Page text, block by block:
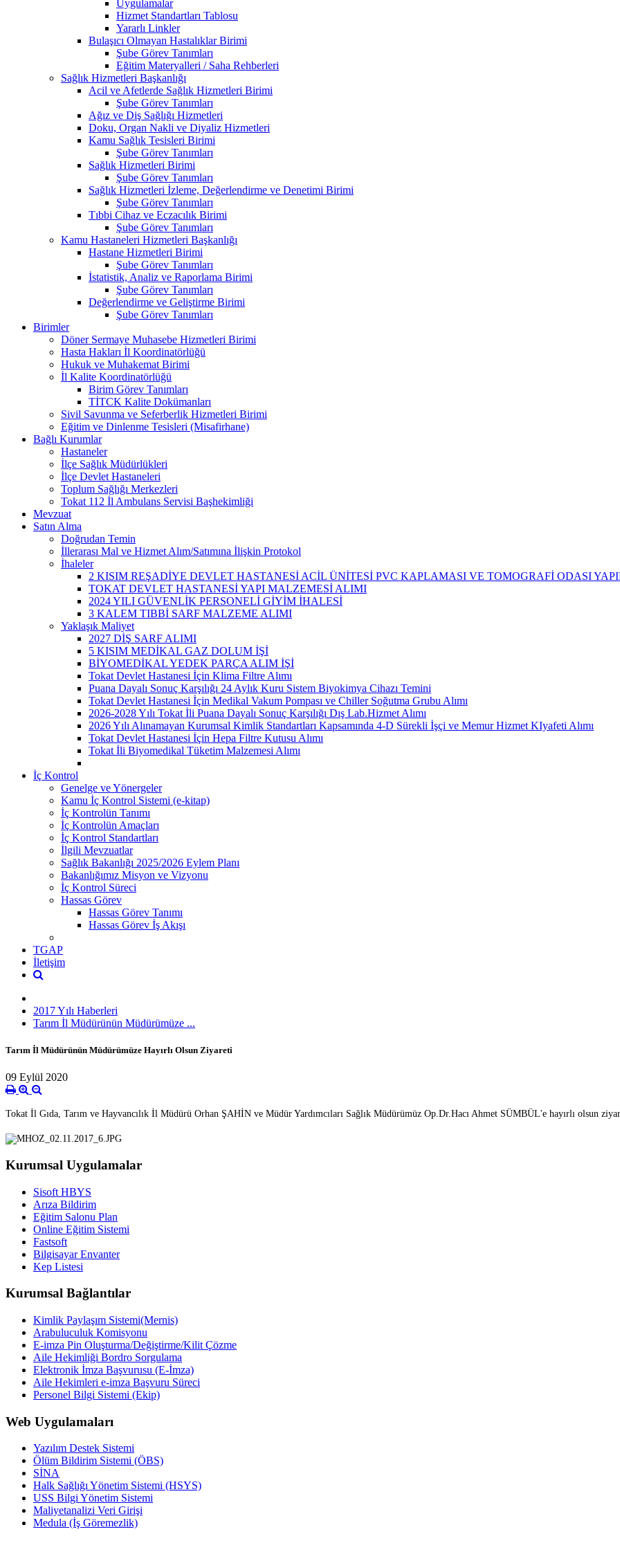
Uygulamalar
Hizmet Standartları Tablosu
Yararlı Linkler
Bulaşıcı Olmayan Hastalıklar Birimi
Şube Görev Tanımları
Eğitim Materyalleri / Saha Rehberleri
Sağlık Hizmetleri Başkanlığı
Acil ve Afetlerde Sağlık Hizmetleri Birimi
Şube Görev Tanımları
Ağız ve Diş Sağlığı Hizmetleri
Doku, Organ Nakli ve Diyaliz Hizmetleri
Kamu Sağlık Tesisleri Birimi
Şube Görev Tanımları
Sağlık Hizmetleri Birimi
Şube Görev Tanımları
Sağlık Hizmetleri İzleme, Değerlendirme ve Denetimi Birimi
Şube Görev Tanımları
Tıbbi Cihaz ve Eczacılık Birimi
Şube Görev Tanımları
Kamu Hastaneleri Hizmetleri Başkanlığı
Hastane Hizmetleri Birimi
Şube Görev Tanımları
İstatistik, Analiz ve Raporlama Birimi
Şube Görev Tanımları
Değerlendirme ve Geliştirme Birimi
Şube Görev Tanımları
Birimler
Döner Sermaye Muhasebe Hizmetleri Birimi
Hasta Hakları İl Koordinatörlüğü
Hukuk ve Muhakemat Birimi
İl Kalite Koordinatörlüğü
Birim Görev Tanımları
TİTCK Kalite Dokümanları
Sivil Savunma ve Seferberlik Hizmetleri Birimi
Eğitim ve Dinlenme Tesisleri (Misafirhane)
Bağlı Kurumlar
Hastaneler
İlçe Sağlık Müdürlükleri
İlçe Devlet Hastaneleri
Toplum Sağlığı Merkezleri
Tokat 112 İl Ambulans Servisi Başhekimliği
Mevzuat
Satın Alma
Doğrudan Temin
İllerarası Mal ve Hizmet Alım/Satımına İlişkin Protokol
İhaleler
2 KISIM REŞADİYE DEVLET HASTANESİ ACİL ÜNİTESİ PVC KAPLAMASI VE TOMOGRAFİ ODASI
TOKAT DEVLET HASTANESİ YAPI MALZEMESİ ALIMI
2024 YILI GÜVENLİK PERSONELİ GİYİM İHALESİ
3 KALEM TIBBİ SARF MALZEME ALIMI
Yaklaşık Maliyet
2027 DİŞ SARF ALIMI
5 KISIM MEDİKAL GAZ DOLUM İŞİ
BİYOMEDİKAL YEDEK PARÇA ALIM İŞİ
Tokat Devlet Hastanesi İçin Klima Filtre Alımı
Puana Dayalı Sonuç Karşılığı 24 Aylık Kuru Sistem Biyokimya Cihazı Temini
Tokat Devlet Hastanesi İçin Medikal Vakum Pompası ve Chiller Soğutma Grubu Alımı
2026-2028 Yılı Tokat İli Puana Dayalı Sonuç Karşılığı Dış Lab.Hizmet Alımı
2026 Yılı Alınamayan Kurumsal Kimlik Standartları Kapsamında 4-D Sürekli İşçi ve Memur Hizmet KIyafeti Alımı
Tokat Devlet Hastanesi İçin Hepa Filtre Kutusu Alımı
Tokat İli Biyomedikal Tüketim Malzemesi Alımı
İç Kontrol
Genelge ve Yönergeler
Kamu İç Kontrol Sistemi (e-kitap)
İç Kontrolün Tanımı
İç Kontrolün Amaçları
İç Kontrol Standartları
İlgili Mevzuatlar
Sağlık Bakanlığı 2025/2026 Eylem Planı
Bakanlığımız Misyon ve Vizyonu
İç Kontrol Süreci
Hassas Görev
Hassas Görev Tanımı
Hassas Görev İş Akışı
TGAP
İletişim
2017 Yılı Haberleri
Tarım İl Müdürünün Müdürümüze ...
Tarım İl Müdürünün Müdürümüze Hayırlı Olsun Ziyareti
09 Eylül 2020
Tokat İl Gıda, Tarım ve Hayvancılık İl Müdürü Orhan ŞAHİN ve Müdür Yardımcıları Sağlık Müdürümüz Op.Dr.Hacı Ahmet SÜMBÜL'e hayırlı olsun
Kurumsal Uygulamalar
Sisoft HBYS
Arıza Bildirim
Eğitim Salonu Plan
Online Eğitim Sistemi
Fastsoft
Bilgisayar Envanter
Kep Listesi
Kurumsal Bağlantılar
Kimlik Paylaşım Sistemi(Mernis)
Arabuluculuk Komisyonu
E-imza Pin Oluşturma/Değiştirme/Kilit Çözme
Aile Hekimliği Bordro Sorgulama
Elektronik İmza Başvurusu (E-İmza)
Aile Hekimleri e-imza Başvuru Süreci
Personel Bilgi Sistemi (Ekip)
Web Uygulamaları
Yazılım Destek Sistemi
Ölüm Bildirim Sistemi (ÖBS)
SİNA
Halk Sağlığı Yönetim Sistemi (HSYS)
USS Bilgi Yönetim Sistemi
Maliyetanalizi Veri Girişi
Medula (İş Göremezlik)